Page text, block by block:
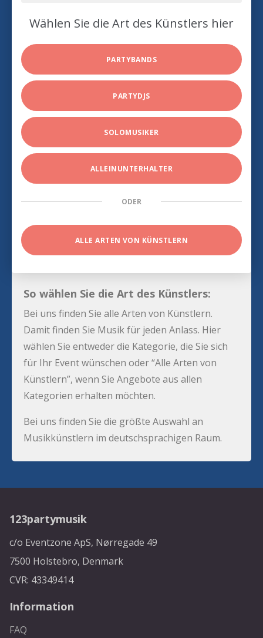
Wählen Sie die Art des Künstlers hier
PARTYBANDS
PARTYDJS
SOLOMUSIKER
ALLEINUNTERHALTER
ODER
ALLE ARTEN VON KÜNSTLERN
So wählen Sie die Art des Künstlers:
Bei uns finden Sie alle Arten von Künstlern.
Damit finden Sie Musik für jeden Anlass. Hier
wählen Sie entweder die Kategorie, die Sie sich
für Ihr Event wünschen oder “Alle Arten von
Künstlern”, wenn Sie Angebote aus allen
Kategorien erhalten möchten.
Bei uns finden Sie die größte Auswahl an
Musikkünstlern im deutschsprachigen Raum.
123partymusik
c/o Eventzone ApS, Nørregade 49
7500 Holstebro, Denmark
CVR: 43349414
Information
FAQ